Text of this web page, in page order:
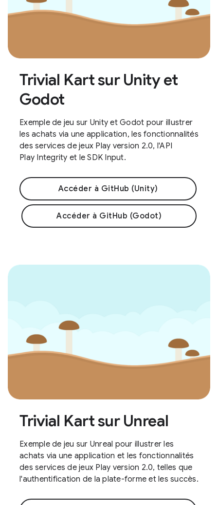
Trivial Kart sur Unity et
Godot
Exemple de jeu sur Unity et Godot pour illustrer
les achats via une application, les fonctionnalités
des services de jeux Play version 2.0, l'API
Play Integrity et le SDK Input.
Accéder à GitHub (Unity)
Accéder à GitHub (Godot)
Trivial Kart sur Unreal
Exemple de jeu sur Unreal pour illustrer les
achats via une application et les fonctionnalités
des services de jeux Play version 2.0, telles que
l'authentification de la plate-forme et les succès.